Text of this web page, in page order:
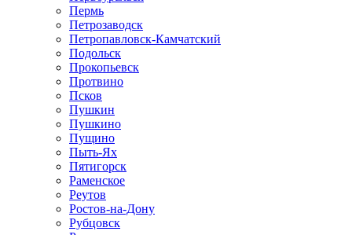
Пермь
Петрозаводск
Петропавловск-Камчатский
Подольск
Прокопьевск
Протвино
Псков
Пушкин
Пушкино
Пущино
Пыть-Ях
Пятигорск
Раменское
Реутов
Ростов-на-Дону
Рубцовск